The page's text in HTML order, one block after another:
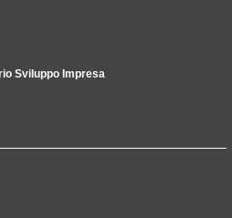
Sviluppo Impresa